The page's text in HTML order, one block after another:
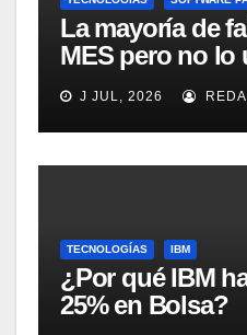
La mayoría de
MES pero no lo
adecuadamente,
Rockwell
J JUL, 2026
TECNOLOGÍAS IBM
¿Por qué IBM
25% en Bolsa?